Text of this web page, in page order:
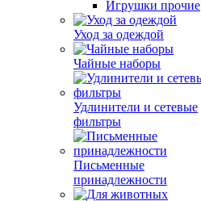
Игрушки прочие
Уход за одеждой
Чайные наборы
Удлинители и сетевые
фильтры
Письменные
принадлежности